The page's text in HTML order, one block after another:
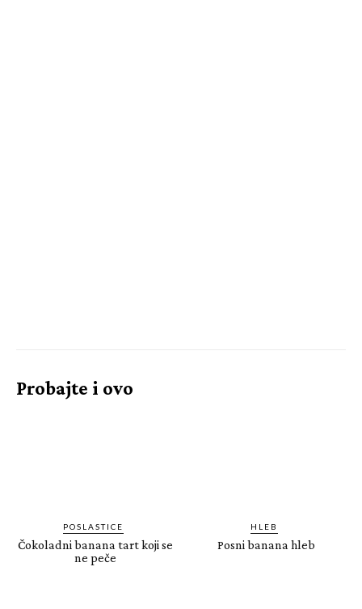
Probajte i ovo
POSLASTICE
Čokoladni banana tart koji se
ne peče
HLEB
Posni banana hleb